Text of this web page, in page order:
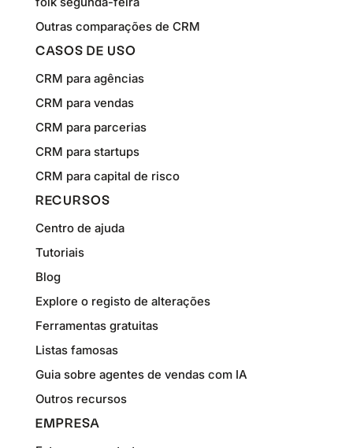
Outras comparações de CRM
CASOS DE USO
CRM para agências
CRM para vendas
CRM para parcerias
CRM para startups
CRM para capital de risco
RECURSOS
Centro de ajuda
Tutoriais
Blog
Explore o registo de alterações
Ferramentas gratuitas
Listas famosas
Guia sobre agentes de vendas com IA
Outros recursos
EMPRESA